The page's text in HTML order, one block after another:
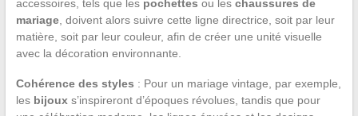
accessoires, tels que les pochettes ou les chaussures de
mariage, doivent alors suivre cette ligne directrice, soit par leur
matière, soit par leur couleur, afin de créer une unité visuelle
avec la décoration environnante.
Cohérence des styles : Pour un mariage vintage, par exemple,
les bijouxs’inspireront d’époques révolues, tandis que pour